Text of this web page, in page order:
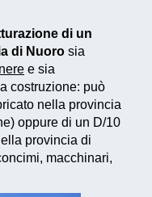
di un
di Nuoro sia
e sia
costruzione: può
nella provincia
oppure di un D/10
provincia di
macchinari,